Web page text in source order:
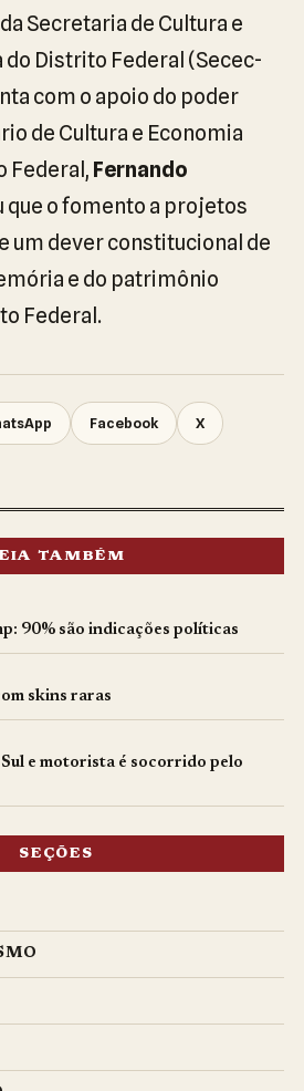
da Secretaria de Cultura e
do Distrito Federal (Secec-
com o apoio do poder
de Cultura e Economia
Federal, Fernando
que o fomento a projetos
um dever constitucional de
e do patrimônio
Federal.
Facebook X
TAMBÉM
90% são indicações políticas
skins raras
e motorista é socorrido pelo
SEÇÕES